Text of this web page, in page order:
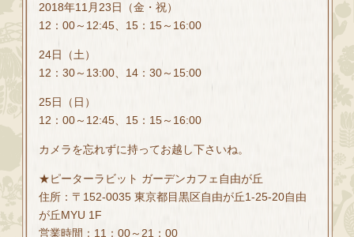
2018年11月23日（金・祝）
12：00～12:45、15：15～16:00
24日（土）
12：30～13:00、14：30～15:00
25日（日）
12：00～12:45、15：15～16:00
カメラを忘れずに持ってお越し下さいね。
★ピーターラビット ガーデンカフェ自由が丘
住所：〒152-0035 東京都目黒区自由が丘1-25-20自由
が丘MYU 1F
営業時間：11：00～21：00